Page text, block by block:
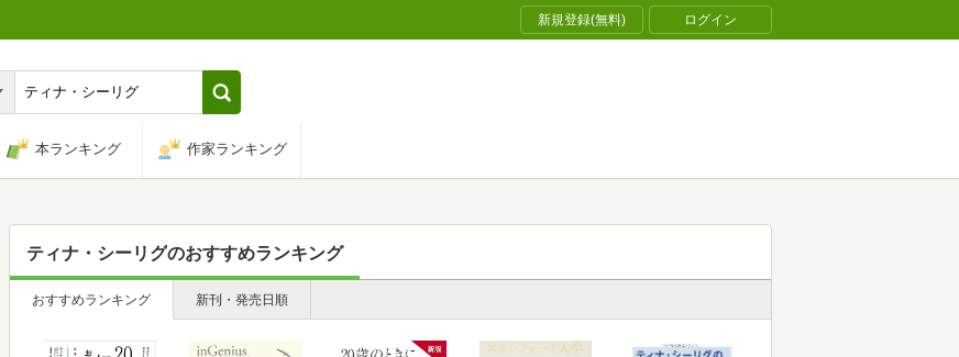
新規登録(無料) ログイン
本ランキング 作家ランキング
ティナ・シーリグのおすすめランキング
おすすめランキング 新刊・発売日順